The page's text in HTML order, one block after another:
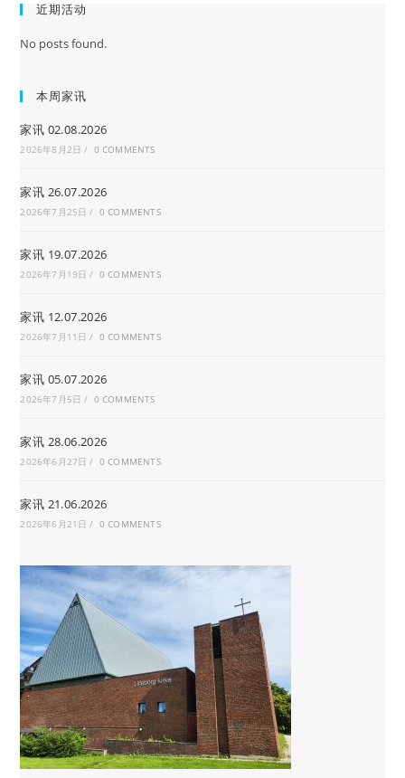
近期活动
No posts found.
本周家讯
家讯 02.08.2026
2026年8月2日 / 0 COMMENTS
家讯 26.07.2026
2026年7月25日 / 0 COMMENTS
家讯 19.07.2026
2026年7月19日 / 0 COMMENTS
家讯 12.07.2026
2026年7月11日 / 0 COMMENTS
家讯 05.07.2026
2026年7月5日 / 0 COMMENTS
家讯 28.06.2026
2026年6月27日 / 0 COMMENTS
家讯 21.06.2026
2026年6月21日 / 0 COMMENTS